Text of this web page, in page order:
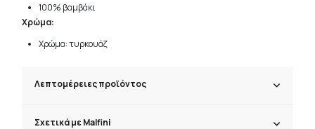
100% βαμβάκι
Χρώμα:
Χρώμα: τυρκουάζ
Λεπτομέρειες προϊόντος
Σχετικά με Malfini